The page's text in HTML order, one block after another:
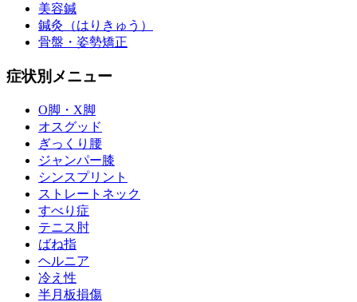
美容鍼
鍼灸（はりきゅう）
骨盤・姿勢矯正
症状別メニュー
O脚・X脚
オスグッド
ぎっくり腰
ジャンパー膝
シンスプリント
ストレートネック
すべり症
テニス肘
ばね指
ヘルニア
冷え性
半月板損傷